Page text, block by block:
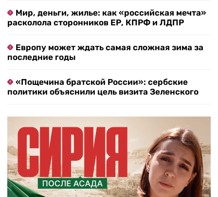
Мир, деньги, жилье: как «российская мечта»
расколола сторонников ЕР, КПРФ и ЛДПР
Европу может ждать самая сложная зима за
последние годы
«Пощечина братской России»: сербские
политики объяснили цель визита Зеленского